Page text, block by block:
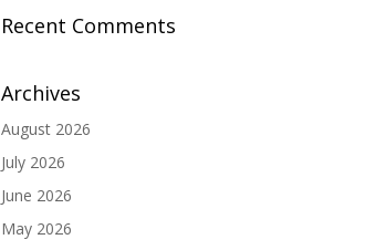
Recent Comments
Archives
August 2026
July 2026
June 2026
May 2026